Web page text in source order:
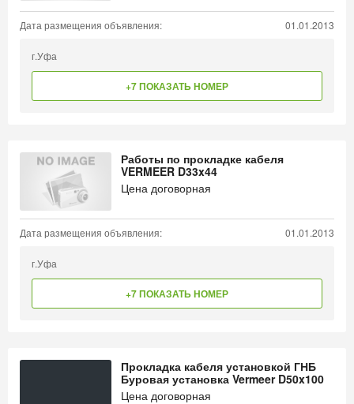
Дата размещения объявления: 01.01.2013
г.Уфа
+7 ПОКАЗАТЬ НОМЕР
Работы по прокладке кабеля
VERMEER D33x44
Цена договорная
Дата размещения объявления: 01.01.2013
г.Уфа
+7 ПОКАЗАТЬ НОМЕР
Прокладка кабеля установкой ГНБ
Буровая установка Vermeer D50x100
Цена договорная